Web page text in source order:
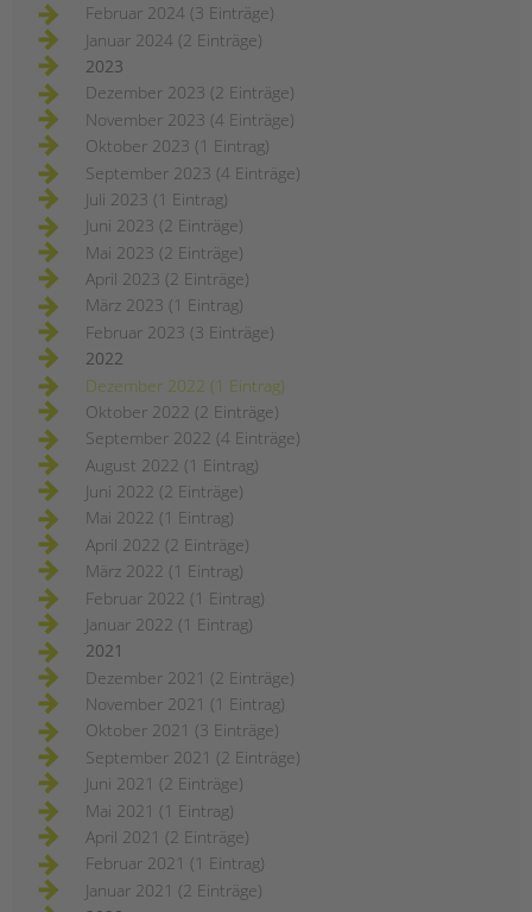
Februar 2024 (3 Einträge)
Januar 2024 (2 Einträge)
2023
Dezember 2023 (2 Einträge)
November 2023 (4 Einträge)
Oktober 2023 (1 Eintrag)
September 2023 (4 Einträge)
Juli 2023 (1 Eintrag)
Juni 2023 (2 Einträge)
Mai 2023 (2 Einträge)
April 2023 (2 Einträge)
März 2023 (1 Eintrag)
Februar 2023 (3 Einträge)
2022
Dezember 2022 (1 Eintrag)
Oktober 2022 (2 Einträge)
September 2022 (4 Einträge)
August 2022 (1 Eintrag)
Juni 2022 (2 Einträge)
Mai 2022 (1 Eintrag)
April 2022 (2 Einträge)
März 2022 (1 Eintrag)
Februar 2022 (1 Eintrag)
Januar 2022 (1 Eintrag)
2021
Dezember 2021 (2 Einträge)
November 2021 (1 Eintrag)
Oktober 2021 (3 Einträge)
September 2021 (2 Einträge)
Juni 2021 (2 Einträge)
Mai 2021 (1 Eintrag)
April 2021 (2 Einträge)
Februar 2021 (1 Eintrag)
Januar 2021 (2 Einträge)